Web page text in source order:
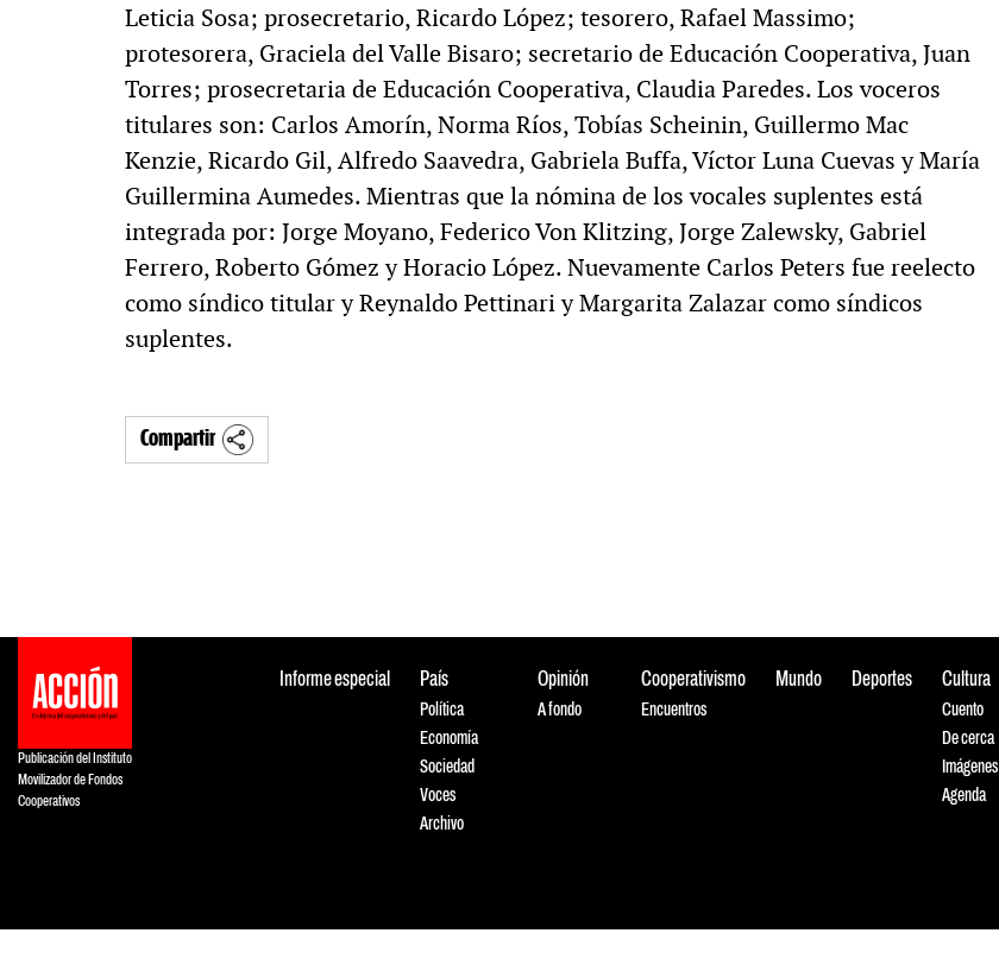
Leticia Sosa; prosecretario, Ricardo López; tesorero, Rafael Massimo;
protesorera, Graciela del Valle Bisaro; secretario de Educación Cooperativa, Juan
Torres; prosecretaria de Educación Cooperativa, Claudia Paredes. Los voceros
titulares son: Carlos Amorín, Norma Ríos, Tobías Scheinin, Guillermo Mac
Kenzie, Ricardo Gil, Alfredo Saavedra, Gabriela Buffa, Víctor Luna Cuevas y María
Guillermina Aumedes. Mientras que la nómina de los vocales suplentes está
integrada por: Jorge Moyano, Federico Von Klitzing, Jorge Zalewsky, Gabriel
Ferrero, Roberto Gómez y Horacio López. Nuevamente Carlos Peters fue reelecto
como síndico titular y Reynaldo Pettinari y Margarita Zalazar como síndicos
suplentes.
Compartir
Publicación del Instituto
Movilizador de Fondos
Cooperativos
Informe especial País
Política
Economía
Sociedad
Voces
Archivo
Opinión
A fondo
Cooperativismo
Encuentros
Mundo Deportes Cultura
Cuento
De cerca
Imágenes
Agenda